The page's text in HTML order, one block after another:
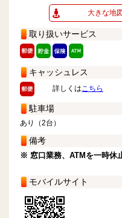
大きな地
取り扱いサービス
キャッシュレス
詳しくはこちら
駐車場
あり（2台）
備考
※ 窓口業務、ATMを一時休
モバイルサイト